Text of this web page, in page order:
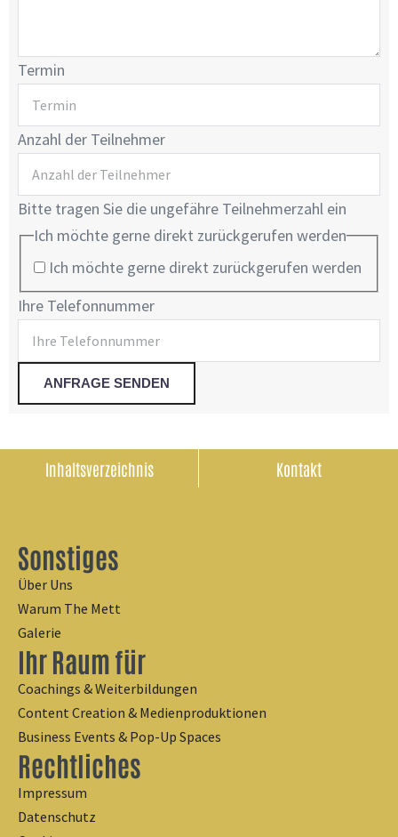
Termin
Anzahl der Teilnehmer
Bitte tragen Sie die ungefähre Teilnehmerzahl ein
Ich möchte gerne direkt zurückgerufen werden
Ich möchte gerne direkt zurückgerufen werden
Ihre Telefonnummer
Inhaltsverzeichnis Kontakt
Sonstiges
Über Uns
Warum The Mett
Galerie
Ihr Raum für
Coachings & Weiterbildungen
Content Creation & Medienproduktionen
Business Events & Pop-Up Spaces
Rechtliches
Impressum
Datenschutz